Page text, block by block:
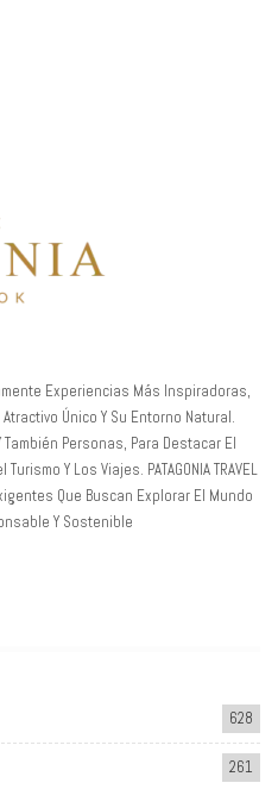
Experiencias Más Inspiradoras,
Único Y Su Entorno Natural.
Personas, Para Destacar El
Y Los Viajes. PATAGONIA TRAVEL
Que Buscan Explorar El Mundo
Y Sostenible
628
261